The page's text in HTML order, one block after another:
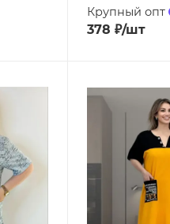
Крупный опт
378 ₽/шт